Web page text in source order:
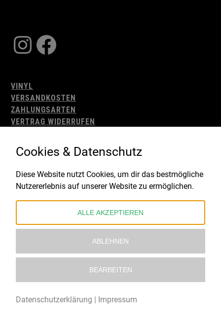
Instagram
Facebook
VINYL
VERSANDKOSTEN
ZAHLUNGSARTEN
VERTRAG WIDERRUFEN
WIDERRUFSBELEHRUNG
IMPRESSUM
Gefördert durch:
Cookies & Datenschutz
Diese Website nutzt Cookies, um dir das bestmögliche
Nutzererlebnis auf unserer Website zu ermöglichen.
ALLE AKZEPTIEREN
ABLEHNEN
BEARBEITEN
Datenschutzerklärung | Impressum